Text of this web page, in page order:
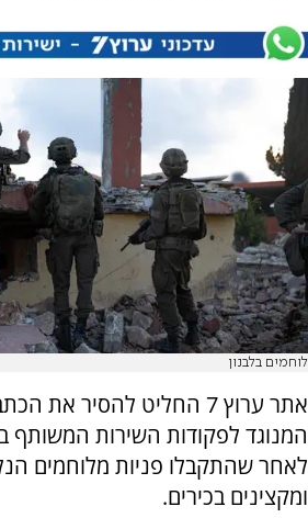
לוחמים בלבנון
אתר ערוץ 7 החליט להסיר
המנוגד לפקודות השירות המשותף
לאחר שהתקבלו פניות מלוחמים
ומקצינים בכירים.